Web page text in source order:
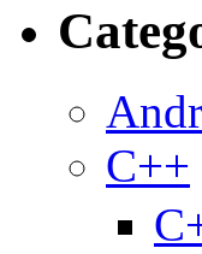
C++